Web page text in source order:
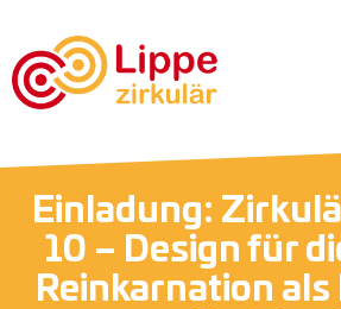
Einladung:
10 – Design für
Reinkarnation